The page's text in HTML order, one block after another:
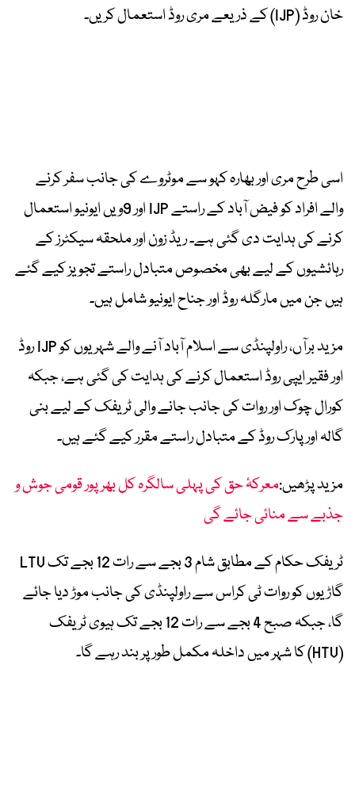
خان روڈ (IJP) کے ذریعے مری روڈ استعمال کریں۔
اسی طرح مری اور بھارہ کہو سے موٹروے کی جانب سفر کرنے
والے افراد کو فیض آباد کے راستے IJP اور 9ویں ایونیو استعمال
کرنے کی ہدایت دی گئی ہے۔ ریڈ زون اور ملحقہ سیکٹرز کے
رہائشیوں کے لیے بھی مخصوص متبادل راستے تجویز کیے گئے
ہیں جن میں مارگلہ روڈ اور جناح ایونیو شامل ہیں۔
مزید برآں، راولپنڈی سے اسلام آباد آنے والے شہریوں کو IJP روڈ
اور فقیر ایپی روڈ استعمال کرنے کی ہدایت کی گئی ہے، جبکہ
کورال چوک اور روات کی جانب جانے والی ٹریفک کے لیے بنی
گالہ اور پارک روڈ کے متبادل راستے مقرر کیے گئے ہیں۔
مزید پڑھیں:معرکۂ حق کی پہلی سالگرہ کل بھرپور قومی جوش و
جذبے سے منائی جائے گی
ٹریفک حکام کے مطابق شام 3 بجے سے رات 12 بجے تک LTV
گاڑیوں کو روات ٹی کراس سے راولپنڈی کی جانب موڑ دیا جائے
گا، جبکہ صبح 4 بجے سے رات 12 بجے تک ہیوی ٹریفک
(HTV) کا شہر میں داخلہ مکمل طور پر بند رہے گا۔